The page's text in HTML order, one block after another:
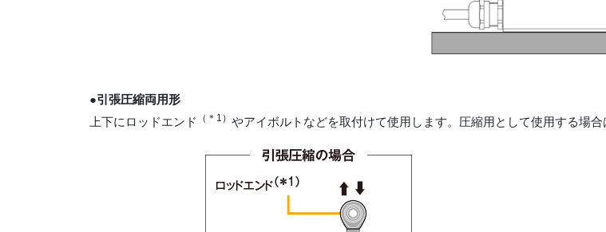
●引張圧縮両用形
上下にロッドエンド
（＊1） やアイボルトなどを取付けて使用します。圧縮用として使用する場